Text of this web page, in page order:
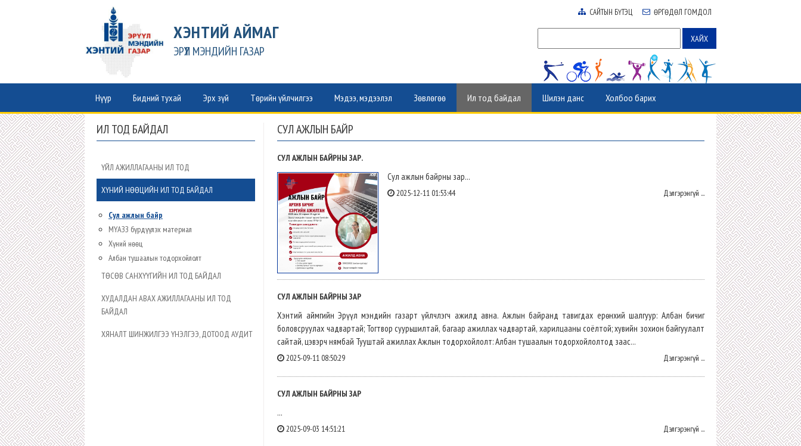
ХЭНТИЙ АЙМАГ
ЭРҮҮЛ МЭНДИЙН ГАЗАР
САЙТЫН БҮТЭЦ ӨРГӨДӨЛ ГОМДОЛ
Нүүр Бидний тухай Эрх зүй Төрийн үйлчилгээ Мэдээ, мэдээлэл Зөвлөгөө Ил тод байдал Шилэн данс Холбоо барих
ИЛ ТОД БАЙДАЛ
ҮЙЛ АЖИЛЛАГААНЫ ИЛ ТОД
ХҮНИЙ НӨӨЦИЙН ИЛ ТОД БАЙДАЛ
Сул ажлын байр
МҮАЗЗ бүрдүүлэх материал
Хүний нөөц
Албан тушаалын тодорхойлолт
ТӨСӨВ САНХҮҮГИЙН ИЛ ТОД БАЙДАЛ
ХУДАЛДАН АВАХ АЖИЛЛАГААНЫ ИЛ ТОД
БАЙДАЛ
ХЯНАЛТ ШИНЖИЛГЭЭ ҮНЭЛГЭЭ, ДОТООД АУДИТ
СУЛ АЖЛЫН БАЙР
СУЛ АЖЛЫН БАЙРНЫ ЗАР.
Сул ажлын байрны зар...
2025-12-11 01:53:44 Дэлгэрэнгүй ...
СУЛ АЖЛЫН БАЙРНЫ ЗАР
Хэнтий аймгийн Эрүүл мэндийн газарт үйлчлэгч ажилд авна. Ажлын байранд тавигдах ерөнхий шалгуур: Албан бичиг
боловсруулах чадвартай; Тогтвор суурьшилтай, багаар ажиллах чадвартай, харилцааны соёлтой; хувийн зохион байгуулалт
сайтай, цэвэрч нямбай Тууштай ажиллах Ажлын тодорхойлолт: Албан тушаалын тодорхойлолтод заас...
2025-09-11 08:50:29 Дэлгэрэнгүй ...
СУЛ АЖЛЫН БАЙРНЫ ЗАР
...
2025-09-03 14:51:21 Дэлгэрэнгүй ...